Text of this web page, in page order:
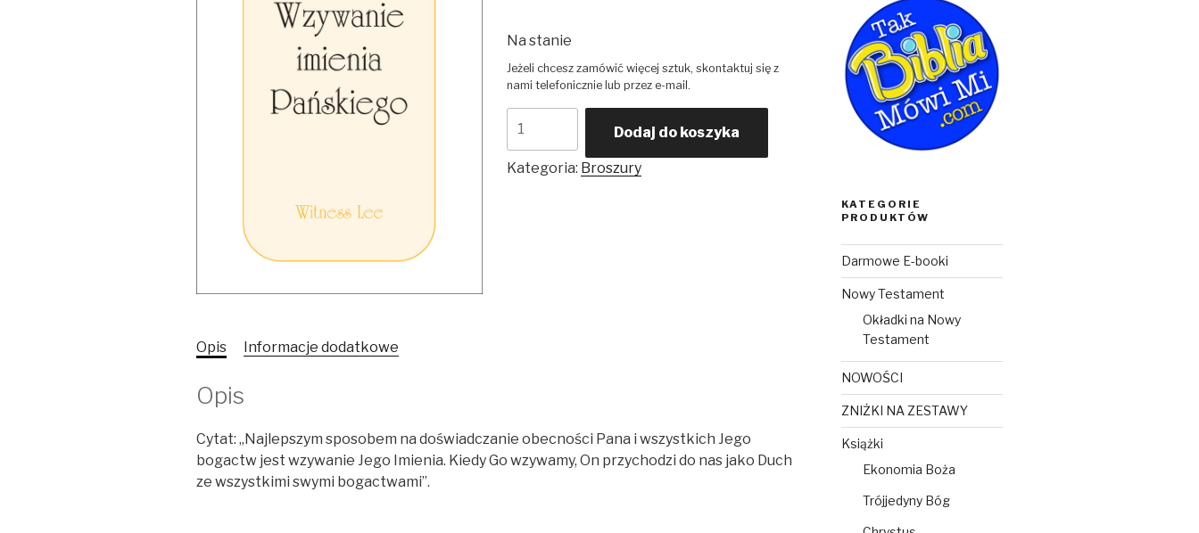
Na stanie
Wzywanie
imienia
Pańskiego
Dodaj do koszyka
Kategoria: Broszury
Opis Informacje dodatkowe
Opis
Cytat: „Najlepszym sposobem na doświadczanie obecności Pana i wszystkich Jego
bogactw jest wzywanie Jego Imienia. Kiedy Go wzywamy, On przychodzi do nas jako Duch
ze wszystkimi swymi bogactwami”.
KATEGORIE
PRODUKTÓW
Darmowe E-booki
Nowy Testament
Okładki na Nowy
Testament
NOWOŚCI
ZNIŻKI NA ZESTAWY
Książki
Ekonomia Boża
Trójjedyny Bóg